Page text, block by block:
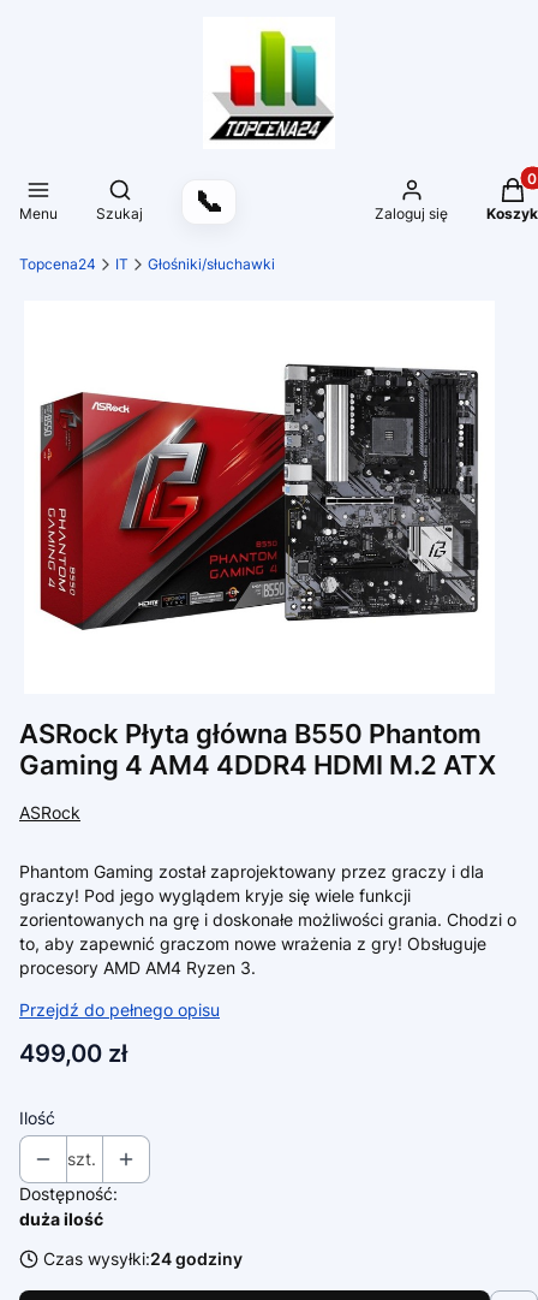
Menu
Otwórz wyszukiwarkę
Szukaj 📞 Zaloguj się Koszyk
Topcena24 IT Głośniki/słuchawki
ASRock Płyta główna B550 Phantom
Gaming 4 AM4 4DDR4 HDMI M.2 ATX
ASRock
Phantom Gaming został zaprojektowany przez graczy i dla
graczy! Pod jego wyglądem kryje się wiele funkcji
zorientowanych na grę i doskonałe możliwości grania. Chodzi o
to, aby zapewnić graczom nowe wrażenia z gry! Obsługuje
procesory AMD AM4 Ryzen 3.
Przejdź do pełnego opisu
Cena
499,00 zł
Ilość
szt.
Dostępność:
duża ilość
Czas wysyłki:24 godziny